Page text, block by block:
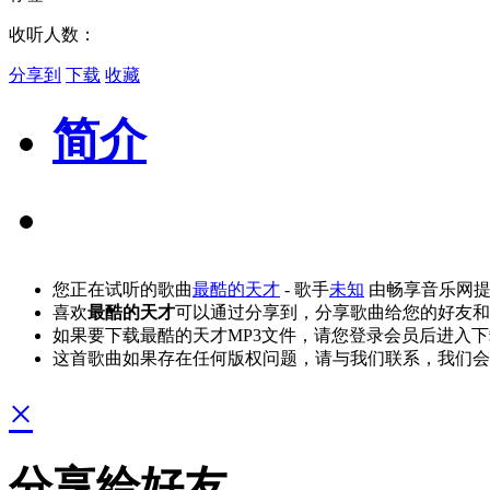
收听人数：
分享到 下载 收藏
简介
您正在试听的歌曲最酷的天才 - 歌手未知 由畅享音乐网
喜欢最酷的天才可以通过分享到，分享歌曲给您的好友
如果要下载最酷的天才MP3文件，请您登录会员后进入
这首歌曲如果存在任何版权问题，请与我们联系，我们
×